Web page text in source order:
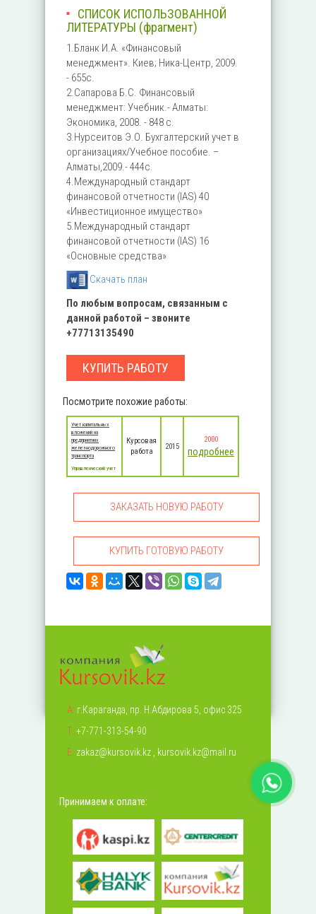
СПИСОК ИСПОЛЬЗОВАННОЙ
ЛИТЕРАТУРЫ (фрагмент)
1.Бланк И.А. «Финансовый
менеджмент». Киев; Ника-Центр, 2009.
- 655с.
2.Сапарова Б.С. Финансовый
менеджмент: Учебник.- Алматы:
Экономика, 2008. - 848 с.
3.Нурсеитов Э.О. Бухгалтерский учет в
организациях/Учебное пособие. –
Алматы,2009.- 444с.
4.Международный стандарт
финансовой отчетности (IAS) 40
«Инвестиционное имущество»
5.Международный стандарт
финансовой отчетности (IAS) 16
«Основные средства»
Скачать план
По любым вопросам, связанным с
данной работой – звоните
+77713135490
КУПИТЬ РАБОТУ
Посмотрите похожие работы:
Учет капитальных
вложений на
предприятиях
железнодорожного
транспорта
Управленческий учет
Курсовая
работа
2015
2000
подробнее
ЗАКАЗАТЬ НОВУЮ РАБОТУ
КУПИТЬ ГОТОВУЮ РАБОТУ
А: г.Караганда, пр. Н.Абдирова 5, офис 325
Т: +7-771-313-54-90
Е: zakaz@kursovik.kz kursovik.kz@mail.ru
Принимаем к оплате: